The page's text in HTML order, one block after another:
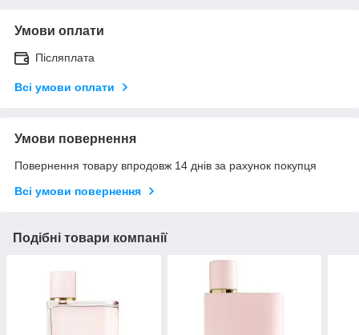
Умови оплати
Післяплата
Всі умови оплати
Умови повернення
Повернення товару впродовж 14 днів за рахунок покупця
Всі умови повернення
Подібні товари компанії